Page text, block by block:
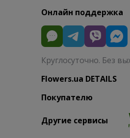
Онлайн поддержка
Круглосуточно. Без
Flowers.ua DETAILS
Покупателю
Другие сервисы